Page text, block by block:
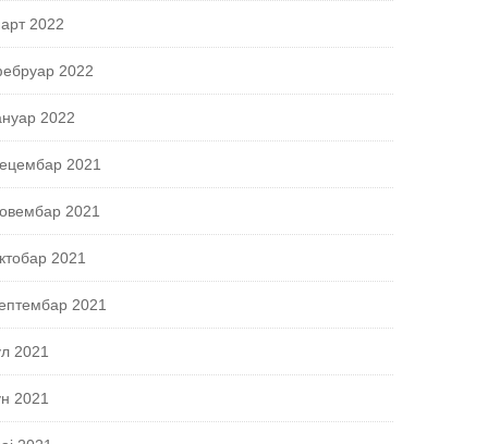
2022
2022
2022
2021
2021
2021
2021
2021
2021